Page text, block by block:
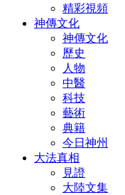
精彩視頻
神傳文化
神傳文化
歷史
人物
中醫
科技
藝術
典籍
今日神州
大法真相
見證
大陸文集